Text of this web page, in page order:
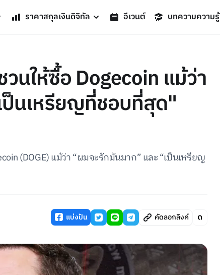
ราคาสกุลเงินดิจิทัล อีเวนต์ บทความความรู้
วนให้ซื้อ Dogecoin แม้ว่า
ป็นเหรียญที่ชอบที่สุด"
(DOGE) แม้ว่า “ผมจะรักมันมาก” และ “เป็นเหรียญ
แบ่งปัน คัดลอกลิงค์